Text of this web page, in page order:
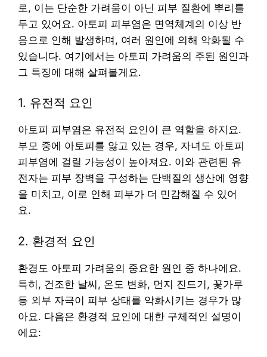
로, 이는 단순한 가려움이 아닌 피부 질환에 뿌리를
두고 있어요. 아토피 피부염은 면역체계의 이상 반
응으로 인해 발생하며, 여러 원인에 의해 악화될 수
있습니다. 여기에서는 아토피 가려움의 주된 원인과
그 특징에 대해 살펴볼게요.
1. 유전적 요인
아토피 피부염은 유전적 요인이 큰 역할을 하지요.
부모 중에 아토피를 앓고 있는 경우, 자녀도 아토피
피부염에 걸릴 가능성이 높아져요. 이와 관련된 유
전자는 피부 장벽을 구성하는 단백질의 생산에 영향
을 미치고, 이로 인해 피부가 더 민감해질 수 있어
요.
2. 환경적 요인
환경도 아토피 가려움의 중요한 원인 중 하나에요.
특히, 건조한 날씨, 온도 변화, 먼지 진드기, 꽃가루
등 외부 자극이 피부 상태를 악화시키는 경우가 많
아요. 다음은 환경적 요인에 대한 구체적인 설명이
에요: